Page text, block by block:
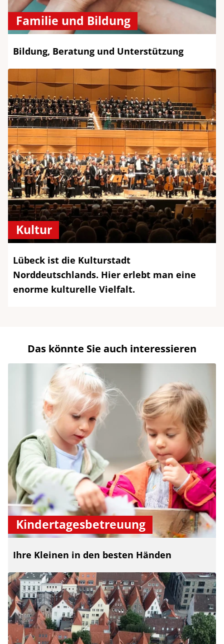
Familie und Bildung
Bildung, Beratung und Unterstützung
Kultur
Lübeck ist die Kulturstadt
Norddeutschlands. Hier erlebt man eine
enorme kulturelle Vielfalt.
Das könnte Sie auch interessieren
Kindertagesbetreuung
Ihre Kleinen in den besten Händen